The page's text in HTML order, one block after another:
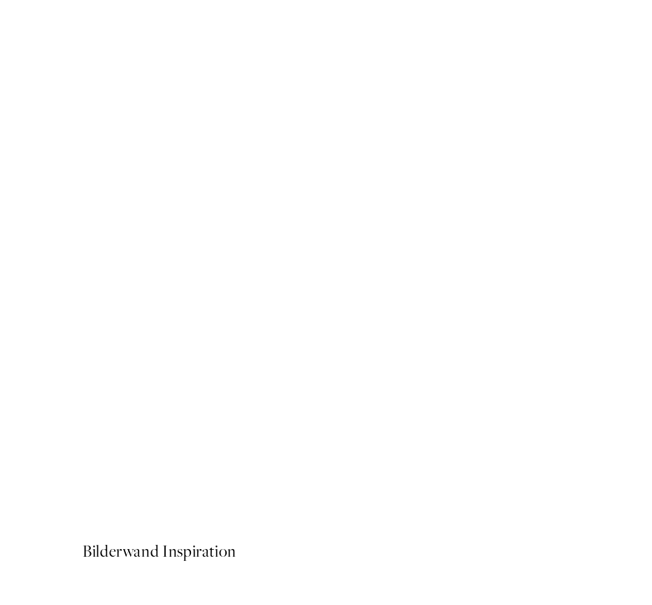
Bilderwand Inspiration